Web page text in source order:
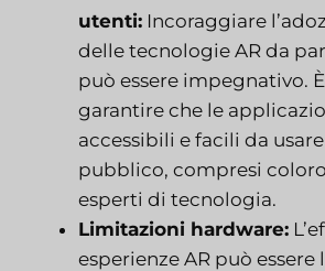
utenti: Incoraggiare
delle tecnologie AR da
può essere impegnativo.
garantire che le
accessibili e facili da
pubblico, compresi
esperti di tecnologia.
Limitazioni hardware:
esperienze AR può